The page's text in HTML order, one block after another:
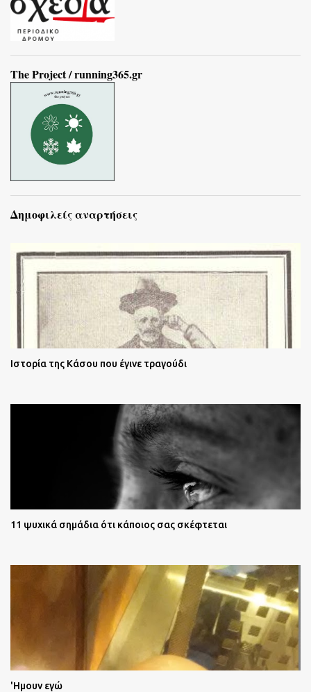
The Project / running365.gr
Δημοφιλείς αναρτήσεις
Ιστορία της Κάσου που έγινε τραγούδι
11 ψυχικά σημάδια ότι κάποιος σας σκέφτεται
'Ημουν εγώ